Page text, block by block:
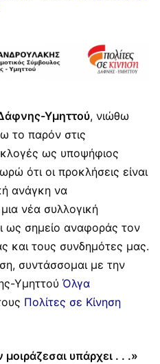
Υμηττού, νιώθω
το παρόν στις
ως υποψήφιος
ότι οι προκλήσεις είναι
ανάγκη να
νέα συλλογική
ως σημείο αναφοράς τον
και τους συνδημότες μας.
συντάσσομαι με την
Υμηττού Όλγα
Πολίτες σε Κίνηση
υπάρχει . . .»